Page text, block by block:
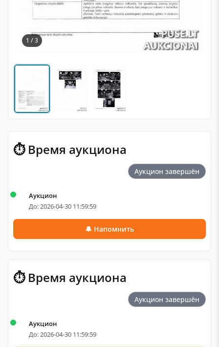
1 / 3
⏱ Время аукциона
Аукцион завершён
Аукцион
До: 2026-04-30 11:59:59
🔔 Напомнить
⏱ Время аукциона
Аукцион завершён
Аукцион
До: 2026-04-30 11:59:59